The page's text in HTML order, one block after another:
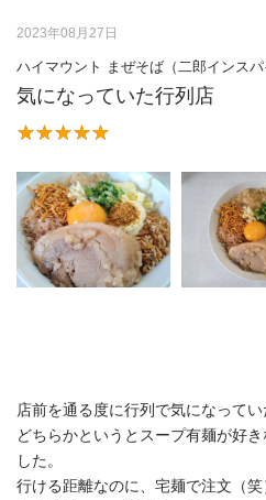
2023年08月27日
ハイマウント まぜそば（二郎インスパ
気になっていた行列店
店前を通る度に行列で気になってい
どちらかというとスープ有麺が好
した。
行ける距離なのに、宅麺で注文（笑